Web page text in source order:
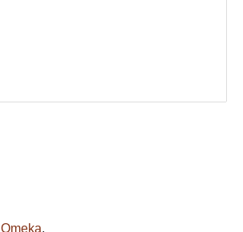
Omeka.